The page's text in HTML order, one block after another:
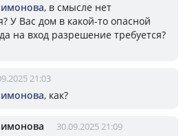
, в смысле нет
У Вас дом в какой-то опасной
на вход разрешение требуется?
21:03
, как?
30.09.2025 21:09